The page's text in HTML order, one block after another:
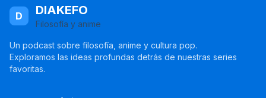
D DIAKEFO
Filosofía y anime
Un podcast sobre filosofía, anime y cultura pop.
Exploramos las ideas profundas detrás de nuestras series
favoritas.